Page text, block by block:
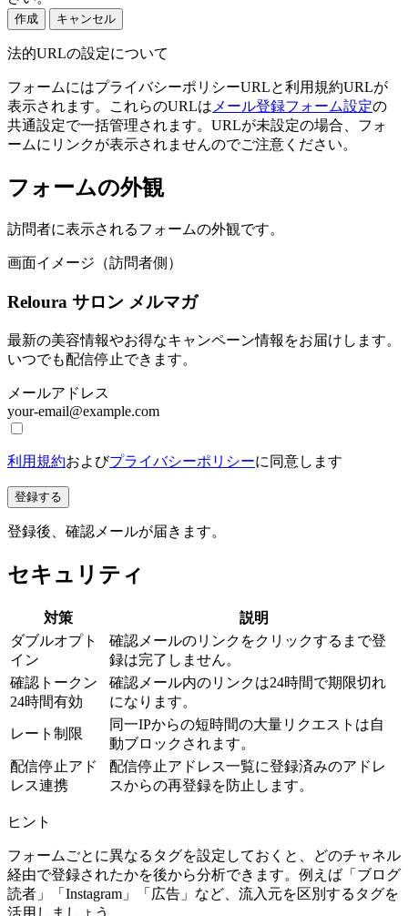
作成 キャンセル
法的URLの設定について
フォームにはプライバシーポリシーURLと利用規約URLが
表示されます。これらのURLは メール登録フォーム設定の
共通設定で一括管理されます。URLが未設定の場合、フォ
ームにリンクが表示されませんのでご注意ください。
フォームの外観
訪問者に表示されるフォームの外観です。
画面イメージ（訪問者側）
Reloura サロン メルマガ
最新の美容情報やお得なキャンペーン情報をお届けします。
いつでも配信停止できます。
メールアドレス
your-email@example.com
利用規約およびプライバシーポリシーに同意します
登録する
登録後、確認メールが届きます。
セキュリティ
対策
説明
ダブルオプト
イン
確認メールのリンクをクリックするまで登
録は完了しません。
確認トークン
24時間有効
確認メール内のリンクは24時間で期限切れ
になります。
レート制限
同一IPからの短時間の大量リクエストは自
動ブロックされます。
配信停止アド
レス連携
配信停止アドレス一覧に登録済みのアドレ
スからの再登録を防止します。
ヒント
フォームごとに異なるタグを設定しておくと、どのチャネル
経由で登録されたかを後から分析できます。例えば「ブログ
読者」「Instagram」「広告」など、流入元を区別するタグを